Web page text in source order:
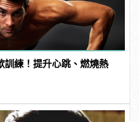
訓練！提升心跳、燃燒熱